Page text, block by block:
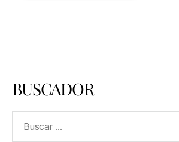
BUSCADOR